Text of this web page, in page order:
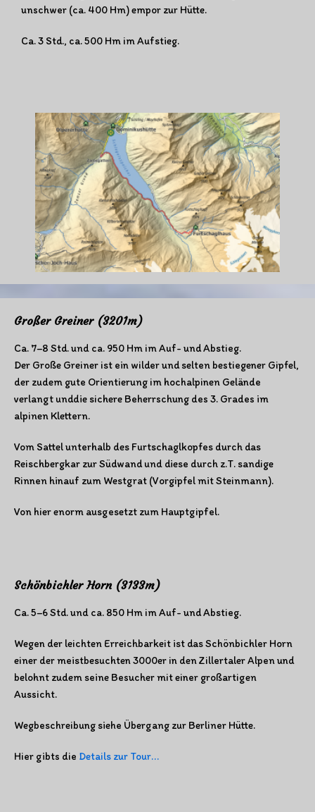
unschwer (ca. 400 Hm) empor zur Hütte.
Ca. 3 Std., ca. 500 Hm im Aufstieg.
Großer Greiner (3201m)
Ca. 7–8 Std. und ca. 950 Hm im Auf- und Abstieg.
Der Große Greiner ist ein wilder und selten bestiegener Gipfel,
der zudem gute Orientierung im hochalpinen Gelände
verlangt unddie sichere Beherrschung des 3. Grades im
alpinen Klettern.
Vom Sattel unterhalb des Furtschaglkopfes durch das
Reischbergkar zur Südwand und diese durch z.T. sandige
Rinnen hinauf zum Westgrat (Vorgipfel mit Steinmann).
Von hier enorm ausgesetzt zum Hauptgipfel.
Schönbichler Horn (3133m)
Ca. 5–6 Std. und ca. 850 Hm im Auf- und Abstieg.
Wegen der leichten Erreichbarkeit ist das Schönbichler Horn
einer der meistbesuchten 3000er in den Zillertaler Alpen und
belohnt zudem seine Besucher mit einer großartigen
Aussicht.
Wegbeschreibung siehe Übergang zur Berliner Hütte.
Hier gibts die Details zur Tour…